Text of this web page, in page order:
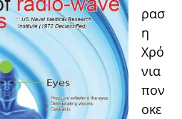
ρασ
η
Χρό
νια
πον
οκε